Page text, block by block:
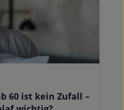
60 ist kein Zufall –